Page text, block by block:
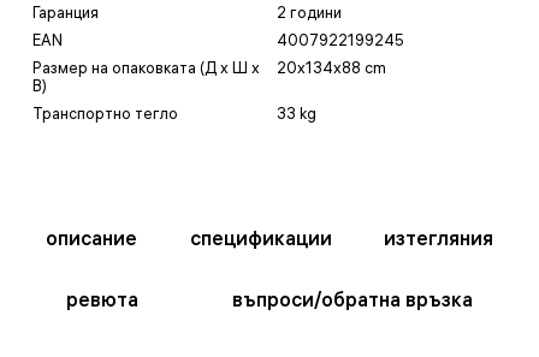
Гаранция
2 години
EAN
4007922199245
Размер на опаковката (Д x Ш x
В)
20x134x88 cm
Транспортно тегло 33 kg
описание спецификации изтегляния
ревюта въпроси/обратна връзка